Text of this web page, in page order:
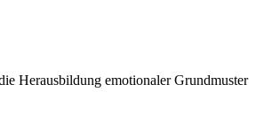
Herausbildung emotionaler Grundmuster